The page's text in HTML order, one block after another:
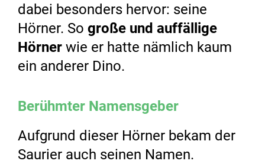
dabei besonders hervor: seine
Hörner. So große und auffällige
Hörner wie er hatte nämlich kaum
ein anderer Dino.
Berühmter Namensgeber
Aufgrund dieser Hörner bekam der
Saurier auch seinen Namen.